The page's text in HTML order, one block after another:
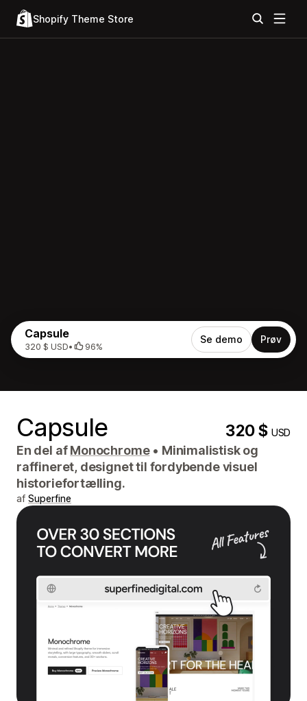
Shopify Theme Store
Capsule
320 $ USD• 96%
Se demo Prøv
Capsule 320 $USD
En del afMonochrome • Minimalistisk og
raffineret, designet til fordybende visuel
historiefortælling.
af Superfine